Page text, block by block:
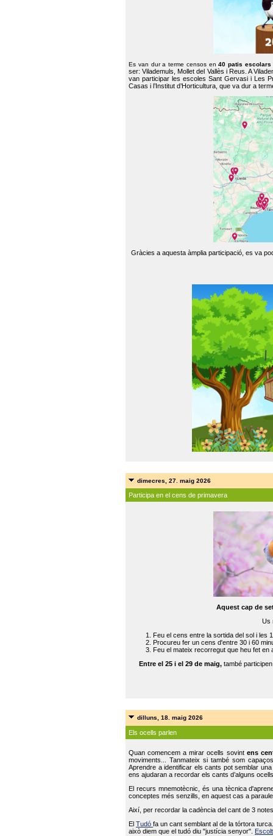
Es van dur a terme censos en40 patis escolars
ser: Vilademuls, Mollet del Vallès i Reus. A
van participar les escoles Sant Gervasi i Les
Casas i l’Institut d’Horticultura, que va dur a
Gràcies a aquesta àmplia participació, es va
dimecres, 27. maig 2026
Participa en el cens de primavera
Aquest cap de
Us
Feu el cens entre la sortida del sol i les
Procureu fer un cens d'entre 30 i 60
Feu el mateix recorregut que heu fet en
Entre el 25 i el 29 de maig, també
dilluns, 18. maig 2026
Els ocells parlen
Quan comencem a mirar ocells sovint ens
moviments... Tanmateix si també som
Aprendre a identificar els cants pot semblar
ens ajudaran a recordar els cants d’alguns
El recurs mnemotècnic, és una tècnica
conceptes més senzills, en aquest cas a
Així, per recordar la cadència del cant de 3
ElTudófa un cant semblant al de la tórtora
això diem que el tudó diu "justícia senyor".